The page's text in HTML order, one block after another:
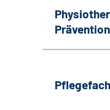
Prävention